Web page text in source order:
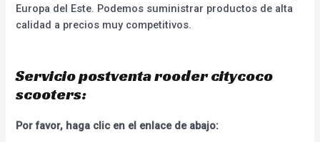
Europa del Este. Podemos suministrar productos de alta
calidad a precios muy competitivos.
Servicio postventa rooder citycoco
scooters:
Por favor, haga clic en el enlace de abajo: